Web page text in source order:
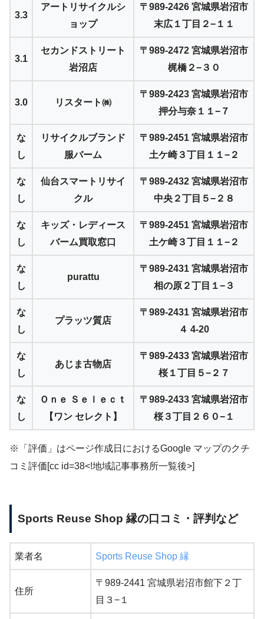
3.3
アートリサイクルシ
ョップ
〒989-2426 宮城県岩沼市
末広１丁目２−１１
3.1
セカンドストリート
岩沼店
〒989-2472 宮城県岩沼市
梶橋２−３０
3.0 リスタート㈱
〒989-2423 宮城県岩沼市
押分与奈１１−７
な
し
リサイクルブランド
服バーム
〒989-2451 宮城県岩沼市
土ケ崎３丁目１１−２
な
し
仙台スマートリサイ
クル
〒989-2432 宮城県岩沼市
中央２丁目５−２８
な
し
キッズ・レディース
バーム買取窓口
〒989-2451 宮城県岩沼市
土ケ崎３丁目１１−２
な
し
purattu
〒989-2431 宮城県岩沼市
相の原２丁目１−３
な
し
プラッツ質店
〒989-2431 宮城県岩沼市
４ 4-20
な
し
あじま古物店
〒989-2433 宮城県岩沼市
桜１丁目５−２７
な
し
Ｏｎｅ Ｓｅｌｅｃｔ
【ワン セレクト】
〒989-2433 宮城県岩沼市
桜３丁目２６０−１
※「評価」はページ作成日におけるGoogle マップのクチ
コミ評価[cc id=38<!地域記事事務所一覧後>]
Sports Reuse Shop 縁の口コミ・評判など
業者名 Sports Reuse Shop 縁
住所
〒989-2441 宮城県岩沼市館下２丁
目３−１